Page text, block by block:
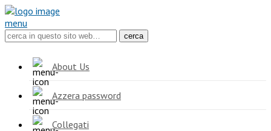
menu
About Us
Azzera password
Collegati